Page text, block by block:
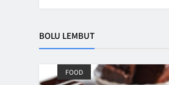
BOLU LEMBUT
FOOD